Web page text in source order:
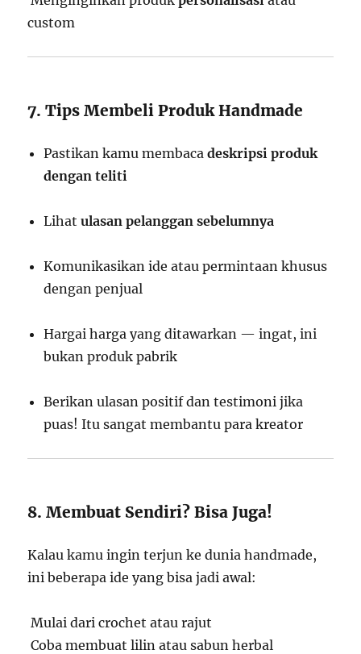
custom
7. Tips Membeli Produk Handmade
Pastikan kamu membacadeskripsi produk
dengan teliti
Lihatulasan pelanggan sebelumnya
Komunikasikan ide atau permintaan khusus
dengan penjual
Hargai harga yang ditawarkan — ingat, ini
bukan produk pabrik
Berikan ulasan positif dan testimoni jika
puas! Itu sangat membantu para kreator
8. Membuat Sendiri? Bisa Juga!
Kalau kamu ingin terjun ke dunia handmade,
ini beberapa ide yang bisa jadi awal:
Mulai dari crochet atau rajut
Coba membuat lilin atau sabun herbal